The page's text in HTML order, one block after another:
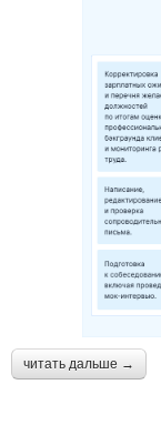
читать дальше →